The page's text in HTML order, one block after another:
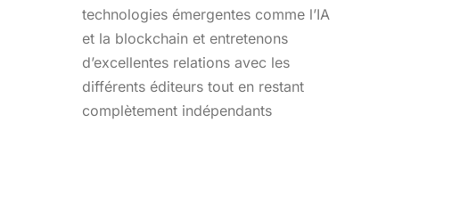
technologies émergentes comme l’IA
et la blockchain et entretenons
d’excellentes relations avec les
différents éditeurs tout en restant
complètement indépendants